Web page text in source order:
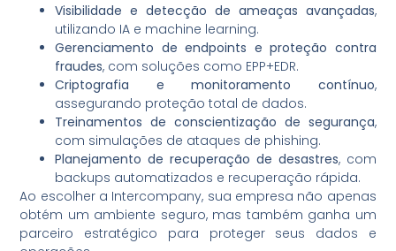
Visibilidade e detecção de ameaças avançadas,
utilizando IA e machine learning.
Gerenciamento de endpoints e proteção contra
fraudes, com soluções como EPP+EDR.
Criptografia e monitoramento contínuo,
assegurando proteção total de dados.
Treinamentos de conscientização de segurança,
com simulações de ataques de phishing.
Planejamento de recuperação de desastres, com
backups automatizados e recuperação rápida.
Ao escolher a Intercompany, sua empresa não apenas
obtém um ambiente seguro, mas também ganha um
parceiro estratégico para proteger seus dados e